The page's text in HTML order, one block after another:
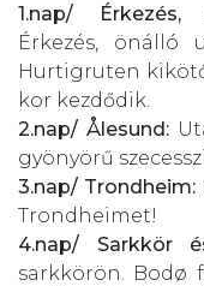
1.nap/ Érkezés,
Érkezés, önálló
Hurtigruten
kor kezdődik.
2.nap/ Ålesund:
gyönyörű
3.nap/ Trondheim:
Trondheimet!
4.nap/ Sarkkör
sarkkörön. Bodø